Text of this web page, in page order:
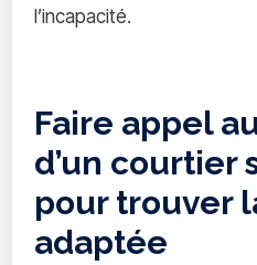
l’incapacité.
Faire appel
d’un courtier
pour trouver
adaptée